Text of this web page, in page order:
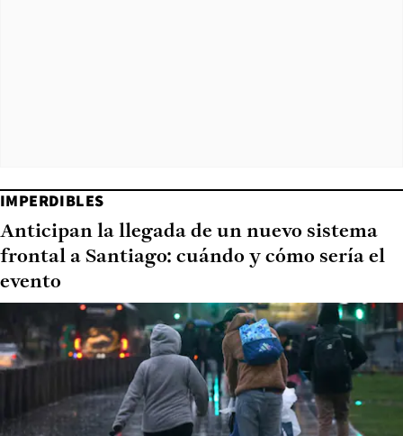
IMPERDIBLES
Anticipan la llegada de un nuevo sistema
frontal a Santiago: cuándo y cómo sería el
evento